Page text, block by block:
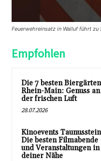
Feuerwehreinsatz in Walluf führt zu
Empfohlen
Die 7 besten Biergärten
Rhein-Main: Genuss an
der frischen Luft
28.07.2026
Kinoevents
Die besten Filmabende
und Veranstaltungen in
deiner Nähe